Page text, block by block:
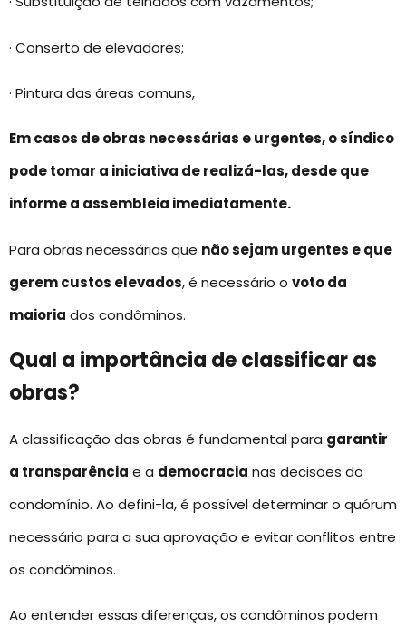
· Conserto de elevadores;
· Pintura das áreas comuns,
Em casos de obras necessárias e urgentes, o síndico
pode tomar a iniciativa de realizá-las, desde que
informe a assembleia imediatamente.
Para obras necessárias que não sejam urgentes e que
gerem custos elevados, é necessário o voto da
maioria dos condôminos.
Qual a importância de classificar as
obras?
A classificação das obras é fundamental para garantir
a transparência e a democracia nas decisões do
condomínio. Ao defini-la, é possível determinar o quórum
necessário para a sua aprovação e evitar conflitos entre
os condôminos.
Ao entender essas diferenças, os condôminos podem